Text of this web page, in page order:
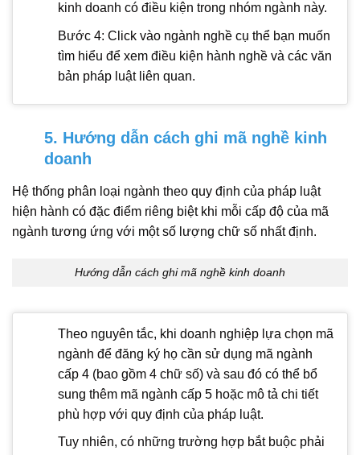
kinh doanh có điều kiện trong nhóm ngành này.
Bước 4: Click vào ngành nghề cụ thể bạn muốn
tìm hiểu để xem điều kiện hành nghề và các văn
bản pháp luật liên quan.
5. Hướng dẫn cách ghi mã nghề kinh
doanh
Hệ thống phân loại ngành theo quy định của pháp luật
hiện hành có đặc điểm riêng biệt khi mỗi cấp độ của mã
ngành tương ứng với một số lượng chữ số nhất định.
Hướng dẫn cách ghi mã nghề kinh doanh
Theo nguyên tắc, khi doanh nghiệp lựa chọn mã
ngành để đăng ký họ cần sử dụng mã ngành
cấp 4 (bao gồm 4 chữ số) và sau đó có thể bổ
sung thêm mã ngành cấp 5 hoặc mô tả chi tiết
phù hợp với quy định của pháp luật.
Tuy nhiên, có những trường hợp bắt buộc phải